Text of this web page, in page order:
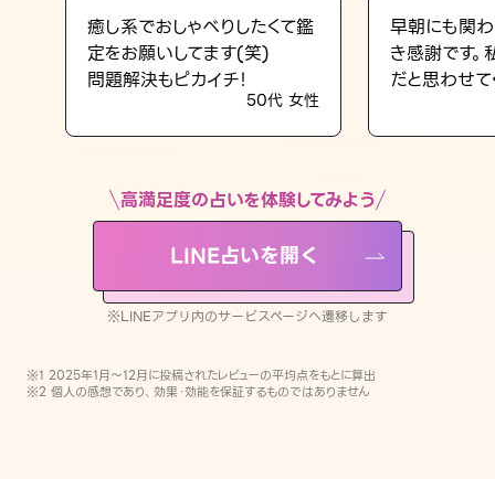
占い記事
LINE占いを開く
※LINEアプリ内のサービスページへ遷移します
癒し系でおしゃべりしたくて鑑
定をお願いしてます(笑)
問題解決もピカイチ！
50代 女性
早朝にも関
き感謝です
だと思わせて
高満足度の占いを体験してみよう
LINE占いを開く
※LINEアプリ内のサービスページへ遷移します
※1 2025年1月〜12月に投稿されたレビューの平均点をもとに算出
※2 個人の感想であり、効果・効能を保証するものではありません